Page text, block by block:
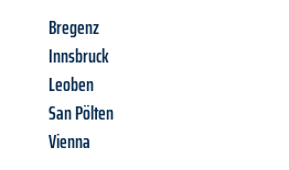
Bregenz
Innsbruck
Leoben
San Pölten
Vienna